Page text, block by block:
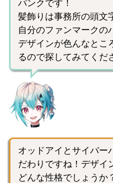
パンクです！
髪飾りは事務所の頭文
自分のファンマークの
デザインが色んなとこ
るので探してみてくだ
オッドアイとサイバー
だわりですね！デザイ
どんな性格でしょうか